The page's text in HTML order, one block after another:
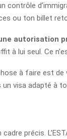
contrôle
ou ton billet
autorisation
à lui seul. Ce
à faire est
visa adapté à
précis.